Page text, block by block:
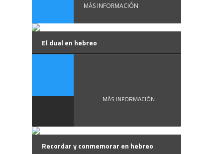
MÁS INFORMACIÓN
El dual en hebreo
MÁS INFORMACIÓN
Recordar y conmemorar en hebreo